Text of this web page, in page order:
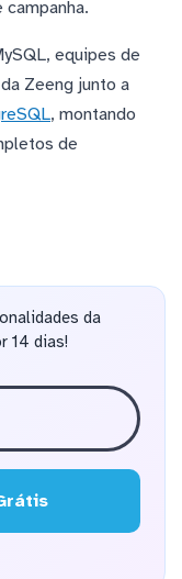
equipes de
Zeeng junto a
, montando
de
da
14 dias!